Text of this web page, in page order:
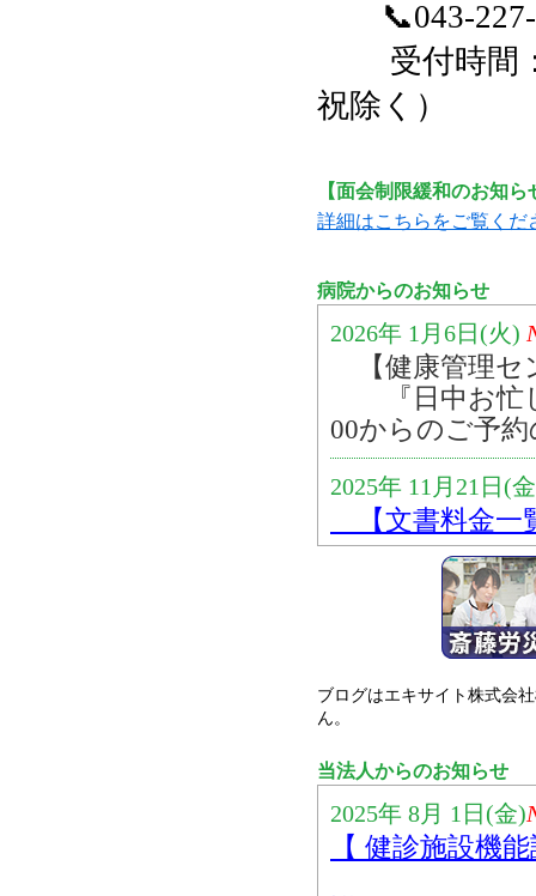
📞043-227-
受付時間：
祝除く）
【面会制限緩和のお知
詳細はこちらをご覧くだ
病院からのお知らせ
ブログはエキサイト株式会
ん。
当法人からのお知らせ